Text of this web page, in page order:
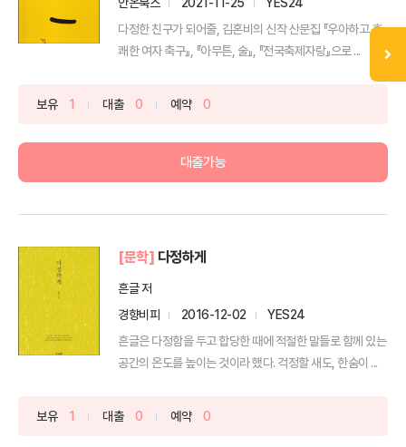
다정한 친구가 되어줄, 김혼비의 신작 산문집 『우아하고 호
쾌한 여자 축구』, 『아무튼, 술』, 『전국축제자랑』으로 ...
보유 1 대출 0 예약 0
대출가능
[문학] 다정하게
흔글 저
경향비피
2016-12-02
YES24
흔글은 다정함을 두고 합당한 때에 적절한 말들로 함께 있는
공간의 온도를 높이는 것이라 했다. 걱정할 새도, 한숨이 ...
보유 1 대출 0 예약 0